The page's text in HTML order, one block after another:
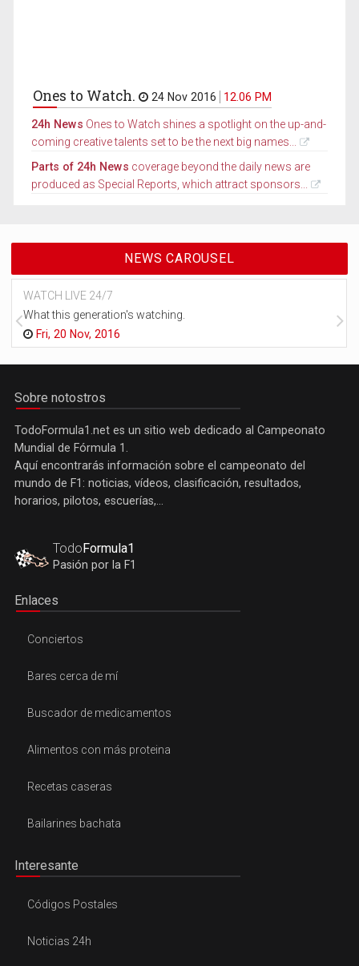
Ones to Watch. 24 Nov 2016 12.06 PM
24h News Ones to Watch shines a spotlight on the up-and-
coming creative talents set to be the next big names...
Parts of 24h News coverage beyond the daily news are
produced as Special Reports, which attract sponsors...
NEWS CAROUSEL
WATCH LIVE 24/7
What this generation's watching.
Fri, 20 Nov, 2016
Sobre notostros
TodoFormula1.net es un sitio web dedicado al Campeonato
Mundial de Fórmula 1.
Aquí encontrarás información sobre el campeonato del
mundo de F1: noticias, vídeos, clasificación, resultados,
horarios, pilotos, escuerías,...
TodoFormula1
Pasión por la F1
Enlaces
Conciertos
Bares cerca de mí
Buscador de medicamentos
Alimentos con más proteina
Recetas caseras
Bailarines bachata
Interesante
Códigos Postales
Noticias 24h